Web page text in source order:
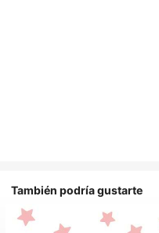
También podría gustarte